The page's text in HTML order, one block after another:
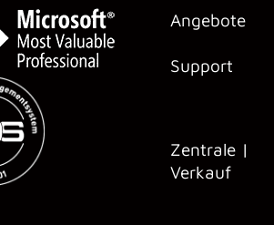
Angebote
Support
Zentrale |
Verkauf